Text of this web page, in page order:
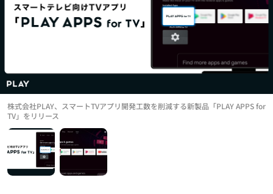
株式会社PLAY、スマートTVアプリ開発工数を削減する新製品「PLAY APPS for
TV」をリリース